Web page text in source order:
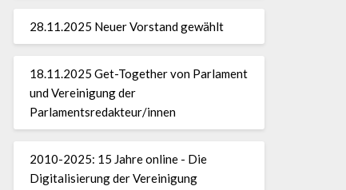
28.11.2025 Neuer Vorstand gewählt
18.11.2025 Get-Together von Parlament
und Vereinigung der
Parlamentsredakteur/innen
2010-2025: 15 Jahre online - Die
Digitalisierung der Vereinigung